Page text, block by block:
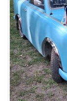
GDPR